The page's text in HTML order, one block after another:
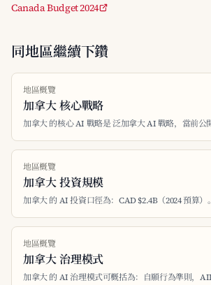
Canada Budget 2024
同地區繼續下鑽
地區概覽
加拿大 核心戰略
加拿大 的核心 AI 戰略是 泛加拿大 AI 戰略，當前公開
地區概覽
加拿大 投資規模
加拿大 的 AI 投資口徑為：CAD $2.4B（2024 預算）。
地區概覽
加拿大 治理模式
加拿大 的 AI 治理模式可概括為：自願行為準則，